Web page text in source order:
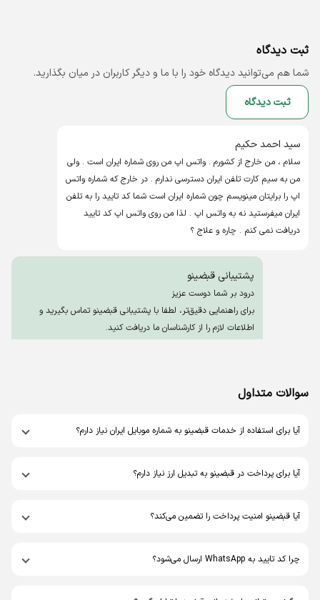
ثبت دیدگاه
شما هم می‌توانید دیدگاه خود را با ما و دیگر کاربران در میان بگذارید.
ثبت دیدگاه
سید احمد حکیم
سلام ، من خارج از کشورم . واتس اپ من روی شماره ایران است . ولی
من به سیم کارت تلفن ایران دسترسی ندارم . در خارج که شماره واتس
اپ را برایتان مینویسم چون شماره ایران است شما کد تایید را به تلفن
ایران میفرستید نه به واتس اپ . لذا من روی واتس اپ کد تایید
دریافت نمی کنم . چاره و علاج ؟
پشتیبانی قبضینو
درود بر شما دوست عزیز
برای راهنمایی دقیق‌تر، لطفا با پشتیبانی قبضینو تماس بگیرید و
اطلاعات لازم را از کارشناسان ما دریافت کنید.
غلامرضا اینانلویغمورلو
درود بر شما دوست گرامی
مقصد را وارد و مراحل انتقال را طی کنید.
سوالات متداول
آیا برای استفاده از خدمات قبضینو به شماره موبایل ایران نیاز دارم؟
آیا برای پرداخت در قبضینو به تبدیل ارز نیاز دارم؟
آیا قبضینو امنیت پرداخت را تضمین می‌کند؟
چرا کد تایید به WhatsApp ارسال می‌شود؟